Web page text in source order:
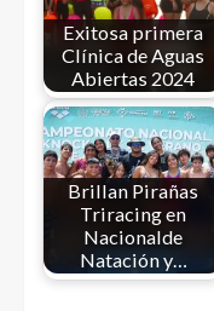
Exitosa primera
Clínica de Aguas
Abiertas 2024
Brillan Pirañas
Triracing en
Nacionalde
Natación y…